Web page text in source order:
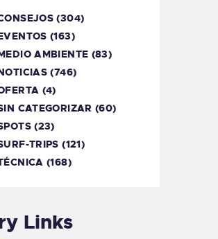
(304)
(163)
AMBIENTE (83)
(746)
(4)
CATEGORIZAR (60)
(23)
TRIPS (121)
(168)
Links